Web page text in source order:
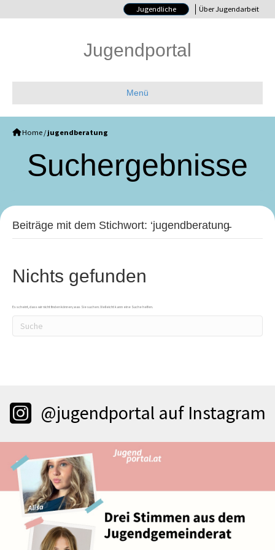
Jugendliche Über Jugendarbeit
Jugendportal
Menü
Home / jugendberatung
Such­ergebnisse
Beiträge mit dem Stichwort: ‘jugendberatung̵
Nichts gefunden
Es scheint, dass wir nicht finden können, was Sie suchen. Vielleicht kann eine Suche helfen.
@jugendportal auf Instagram